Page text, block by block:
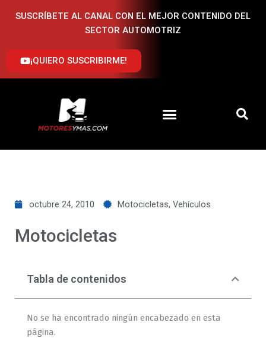
SUSCRÍBETE AL CANAL CON EL MEJOR CONTENIDO DEL
SECTOR AUTOMOTRIZ
¡QUIERO SUSCRIBIRME!
octubre 24, 2010 Motocicletas, Vehículos
Motocicletas
Tabla de contenidos
No se ha encontrado ningún encabezado en esta
página.